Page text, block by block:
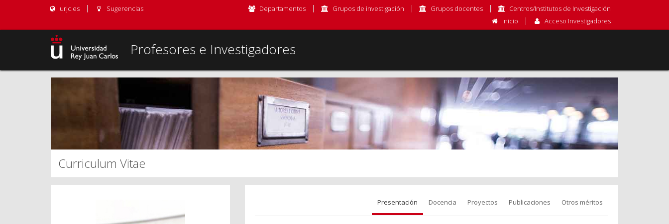
urjc.es Sugerencias Departamentos Grupos de investigación Grupos docentes
Centros/Institutos de Investigación
Inicio
Acceso Investigadores
Profesores e Investigadores
Curriculum Vitae
Presentación Docencia Proyectos Publicaciones Otros méritos